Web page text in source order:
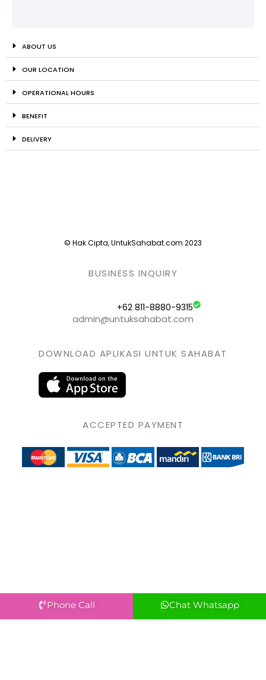
ABOUT US
OUR LOCATION
OPERATIONAL HOURS
BENEFIT
DELIVERY
© Hak Cipta, UntukSahabat.com 2023
BUSINESS INQUIRY
+62 811-8880-9315
admin@untuksahabat.com
DOWNLOAD APLIKASI UNTUK SAHABAT
ACCEPTED PAYMENT
Phone Call Chat Whatsapp